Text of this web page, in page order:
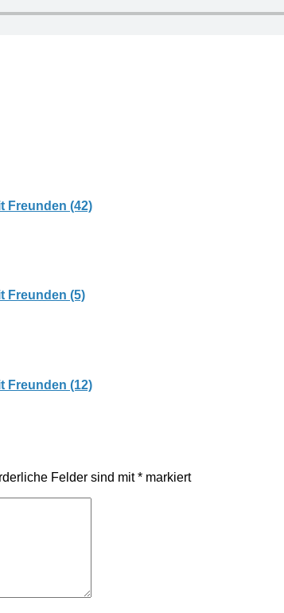
Freunden (42)
Freunden (5)
Freunden (12)
Felder sind mit* markiert